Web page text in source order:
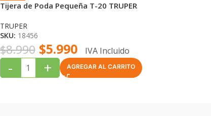
Tijera de Poda Pequeña T-20 TRUPER
TRUPER
SKU: 18456
$8.990 $5.990 IVA Incluido
- + AGREGAR AL CARRITO